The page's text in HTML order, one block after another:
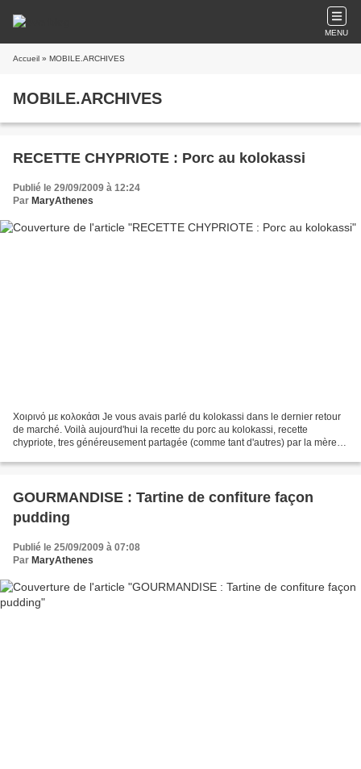
MENU
Accueil » MOBILE.ARCHIVES
MOBILE.ARCHIVES
RECETTE CHYPRIOTE : Porc au kolokassi
Publié le 29/09/2009 à 12:24
Par MaryAthenes
Χοιρινό με κολοκάσι Je vous avais parlé du kolokassi dans le dernier retour
de marché. Voilà aujourd'hui la recette du porc au kolokassi, recette
chypriote, tres généreusement partagée (comme tant d'autres) par la mère
GOURMANDISE : Tartine de confiture façon
pudding
Publié le 25/09/2009 à 07:08
Par MaryAthenes